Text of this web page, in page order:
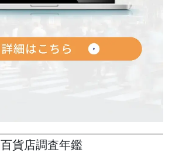
百貨店調査年鑑